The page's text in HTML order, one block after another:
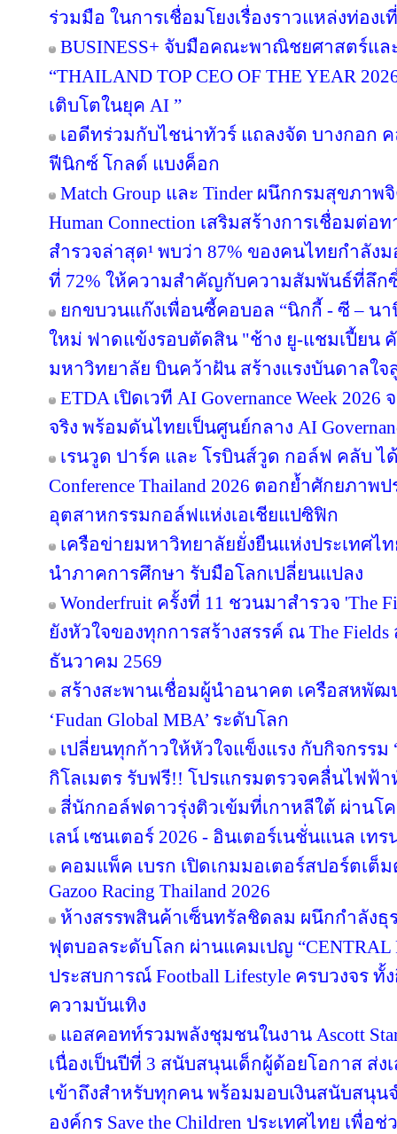
ร่วมมือ ในการเชื่อมโยงเรื่องราวแหล่งท่อง
BUSINESS+ จับมือคณะพาณิชยศาสตร์แ
“THAILAND TOP CEO OF THE YEAR
เติบโตในยุค AI ”
เอดีทร่วมกับไชน่าทัวร์ แถลงจัด บางกอก
ฟีนิกซ์ โกลด์ แบงค็อก
Match Group และ Tinder ผนึกกรมสุขภา
Human Connection เสริมสร้างการเชื่อมต่อ
สำรวจล่าสุด¹ พบว่า 87% ของคนไทยกำลั
ที่ 72% ให้ความสำคัญกับความสัมพันธ์ที่ลึก
ยกขบวนแก๊งเพื่อนซี้คอบอล “นิกกี้ - ซี – นา
ใหม่ ฟาดแข้งรอบตัดสิน "ช้าง ยู-แชมเปี้ยน
มหาวิทยาลัย บินคว้าฝัน สร้างแรงบันดาลใ
ETDA เปิดเวที AI Governance Week
จริง พร้อมดันไทยเป็นศูนย์กลาง AI
เรนวูด ปาร์ค และ โรบินส์วูด กอล์ฟ คลับ ไ
Conference Thailand 2026 ตอกย้ำศักยภาพ
อุตสาหกรรมกอล์ฟแห่งเอเชียแปซิฟิก
เครือข่ายมหาวิทยาลัยยั่งยืนแห่งประเทศ
นำภาคการศึกษา รับมือโลกเปลี่ยนแปลง
Wonderfruit ครั้งที่ 11 ชวนมาสำรวจ 'The
ยังหัวใจของทุกการสร้างสรรค์ ณ The
ธันวาคม 2569
สร้างสะพานเชื่อมผู้นำอนาคต เครือสหพั
‘Fudan Global MBA’ ระดับโลก
เปลี่ยนทุกก้าวให้หัวใจแข็งแรง กับกิจกรรม
กิโลเมตร รับฟรี!! โปรแกรมตรวจคลื่นไฟฟ้า
สี่นักกอล์ฟดาวรุ่งติวเข้มที่เกาหลีใต้ ผ่านโค
เลน์ เซนเตอร์ 2026 - อินเตอร์เนชั่นแนล เท
คอมแพ็ค เบรก เปิดเกมมอเตอร์สปอร์ตเต็
Gazoo Racing Thailand 2026
ห้างสรรพสินค้าเซ็นทรัลชิดลม ผนึกกำลังธุ
ฟุตบอลระดับโลก ผ่านแคมเปญ “CENTRAL
ประสบการณ์ Football Lifestyle ครบวงจร
ความบันเทิง
แอสคอทท์รวมพลังชุมชนในงาน Ascott Star
เนื่องเป็นปีที่ 3 สนับสนุนเด็กผู้ด้อยโอกาส ส่
เข้าถึงสำหรับทุกคน พร้อมมอบเงินสนับสนุน
องค์กร Save the Children ประเทศไทย เพื่อ